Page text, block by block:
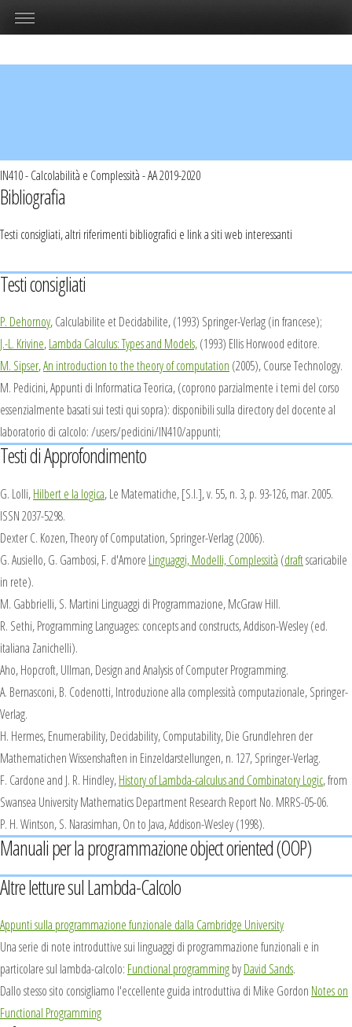
IN410 - Calcolabilità e Complessità - AA 2019-2020
Bibliografia
Testi consigliati, altri riferimenti bibliografici e link a siti web interessanti
Testi consigliati
P. Dehornoy,Calculabilite et Decidabilite,(1993) Springer-Verlag (in francese);
J.-L. Krivine,Lambda Calculus: Types and Models,(1993) Ellis Horwood editore.
M. Sipser,An introduction to the theory of computation (2005), Course Technology.
M. Pedicini,Appunti di Informatica Teorica,(coprono parzialmente i temi del corso
essenzialmente basati sui testi qui sopra): disponibili sulla directory del docente al
laboratorio di calcolo: /users/pedicini/IN410/appunti;
Testi di Approfondimento
G. Lolli,Hilbert e la logica, Le Matematiche, [S.l.], v. 55, n. 3, p. 93-126, mar. 2005.
ISSN 2037-5298.
Dexter C. Kozen,Theory of Computation, Springer-Verlag (2006).
G. Ausiello, G. Gambosi, F. d'Amore Linguaggi, Modelli, Complessità (draftscaricabile
in rete).
M. Gabbrielli, S. Martini Linguaggi di Programmazione, McGraw Hill.
R. Sethi,Programming Languages: concepts and constructs, Addison-Wesley (ed.
italiana Zanichelli).
Aho, Hopcroft, Ullman,Design and Analysis of Computer Programming.
A. Bernasconi, B. Codenotti,Introduzione alla complessità computazionale,Springer-
Verlag.
H. Hermes,Enumerability, Decidability, Computability, Die Grundlehren der
Mathematichen Wissenshaften in Einzeldarstellungen, n. 127, Springer-Verlag.
F. Cardone and J. R. Hindley,History of Lambda-calculus and Combinatory Logic, from
Swansea University Mathematics Department Research Report No. MRRS-05-06.
P. H. Wintson, S. Narasimhan,On to Java,Addison-Wesley (1998).
Manuali per la programmazione object oriented (OOP)
Altre letture sul Lambda-Calcolo
Appunti sulla programmazione funzionale dalla Cambridge University
Una serie di note introduttive sui linguaggi di programmazione funzionali e in
particolare sul lambda-calcolo: Functional programmingbyDavid Sands.
Dallo stesso sito consigliamo l'eccellente guida introduttiva di Mike Gordon Notes on
Functional Programming